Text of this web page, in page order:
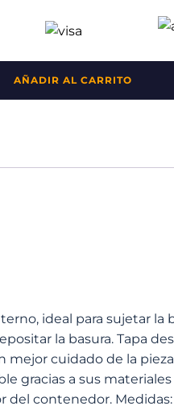
AÑADIR AL CARRITO
ideal para sujetar la
la basura. Tapa
cuidado de la
gracias a sus
del contenedor. Medidas: